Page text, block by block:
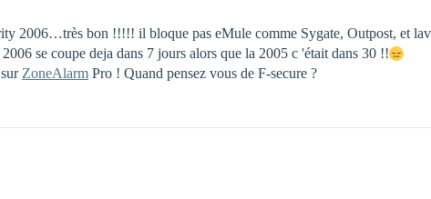
2006…très bon !!!!! il bloque pas eMule comme Sygate, Outpost, et
se coupe deja dans 7 jours alors que la 2005 c 'était dans 30 !!
ZoneAlarm Pro ! Quand pensez vous de F-secure ?